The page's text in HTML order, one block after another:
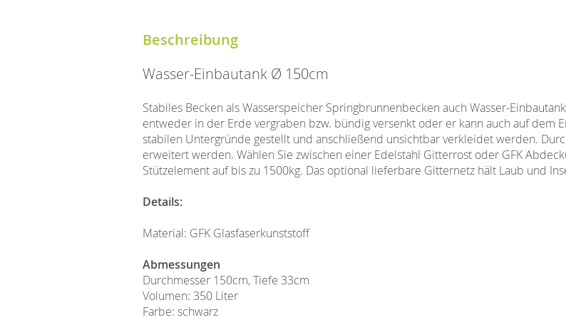
Beschreibung
Wasser-Einbautank Ø 150cm
Stabiles Becken als Wasserspeicher Springbrunnenbecken auch Wasser-
entweder in der Erde vergraben bzw. bündig versenkt oder er kann auch auf dem
stabilen Untergründe gestellt und anschließend unsichtbar verkleidet werden.
erweitert werden. Wählen Sie zwischen einer Edelstahl Gitterrost oder GFK
Stützelement auf bis zu 1500kg. Das optional lieferbare Gitternetz hält Laub und
Details:
Material: GFK Glasfaserkunststoff
Abmessungen
Durchmesser 150cm, Tiefe 33cm
Volumen: 350 Liter
Farbe: schwarz